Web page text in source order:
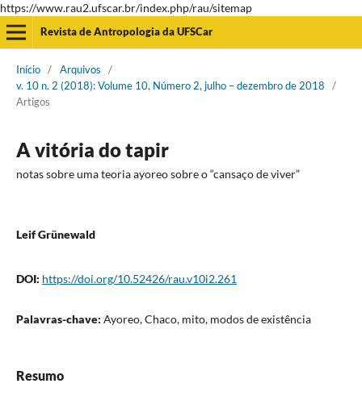
https://www.rau2.ufscar.br/index.php/rau/sitemap
Revista de Antropologia da UFSCar
Início / Arquivos
/
v. 10 n. 2 (2018): Volume 10, Número 2, julho – dezembro de 2018
/
Artigos
A vitória do tapir
notas sobre uma teoria ayoreo sobre o “cansaço de viver”
Leif Grünewald
DOI: https://doi.org/10.52426/rau.v10i2.261
Palavras-chave: Ayoreo, Chaco, mito, modos de existência
Resumo